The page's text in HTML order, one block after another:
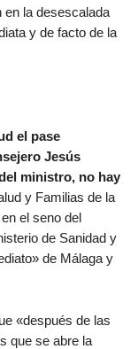
en la desescalada
y de facto de la
el pase
Jesús
ministro, no hay
y Familias de la
el seno del
de Sanidad y
de Málaga y
«después de las
que se abre la